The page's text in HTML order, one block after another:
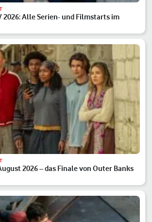
2026: Alle Serien- und Filmstarts im
2026 – das Finale von Outer Banks